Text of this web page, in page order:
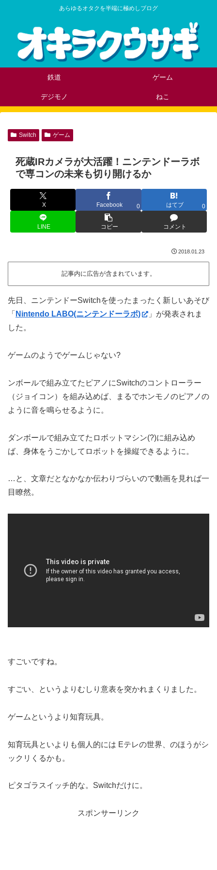
あらゆるオタクを半端に極めしブログ
鉄道 ゲーム
デジモノ ねこ
Switch ゲーム
死蔵IRカメラが大活躍！ニンテンドーラボ
で専コンの未来も切り開けるか
X Facebook 0 はてブ 0
LINE コピー コメント
2018.01.23
記事内に広告が含まれています。
先日、ニンテンドーSwitchを使ったまったく新しいあそび
「 Nintendo LABO(ニンテンドーラボ)
」が発表されま
した。
ゲームのようでゲームじゃない?
ンボールで組み立てたピアノにSwitchのコントローラー
（ジョイコン）を組み込めば、まるでホンモノのピアノの
ように音を鳴らせるように。
ダンボールで組み立てたロボットマシン(?)に組み込め
ば、身体をうごかしてロボットを操縦できるように。
…と、文章だとなかなか伝わりづらいので動画を見れば一
目瞭然。
すごいですね。
すごい、というよりむしり意表を突かれまくりました。
ゲームというより知育玩具。
知育玩具といよりも個人的には Eテレの世界、のほうがシ
ックリくるかも。
ピタゴラスイッチ的な。Switchだけに。
スポンサーリンク